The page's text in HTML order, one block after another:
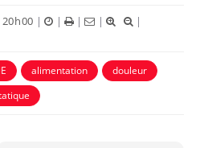
| | | |
|
alimentation
douleur